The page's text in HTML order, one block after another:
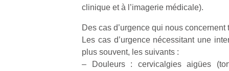
clinique et à l’imagerie médicale).
Des cas d’urgence qui nous concernent
Les cas d’urgence nécessitant une
plus souvent, les suivants :
– Douleurs : cervicalgies aigües